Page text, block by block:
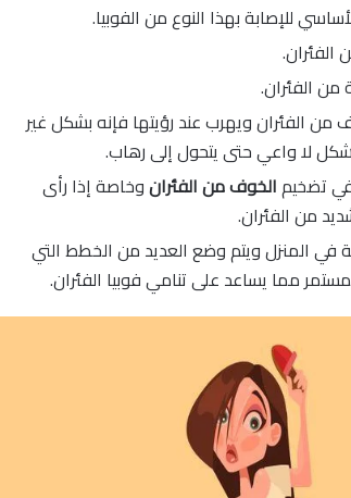
للإصابة بهذا النوع من الفوبيا.
من الفئران.
من الفئران ويهرب عند رؤيتها فإنه بشكل غير
لا واعي حتى يتحول إلى رهاب.
في تضخيمالخوف من الفئرانوخاصة إذا رأى
من الفئران.
في المنزل ويتم وضع العديد من الخطط التي
مما يساعد على تنامي فوبيا الفئران.